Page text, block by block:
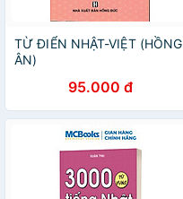
TỪ ĐIỂN NHẬT-VIỆT (HỒNG
ÂN)
95.000 đ